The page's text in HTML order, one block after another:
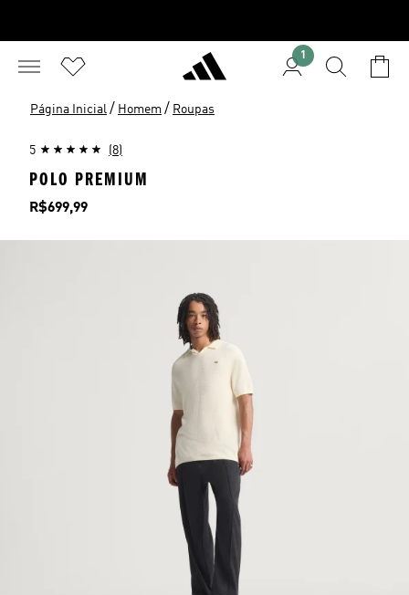
1
Página Inicial / Homem / Roupas
5 (8)
POLO PREMIUM
Preço
R$699,99